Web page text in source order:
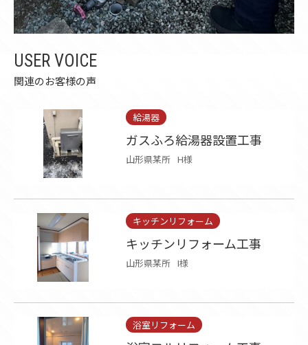
USER VOICE
関連のお客様の声
給湯器
ガスふろ給湯器設置工事
山形県某所 H様
キッチンリフォーム
キッチンリフォーム工事
山形県某所 I様
浴室リフォーム